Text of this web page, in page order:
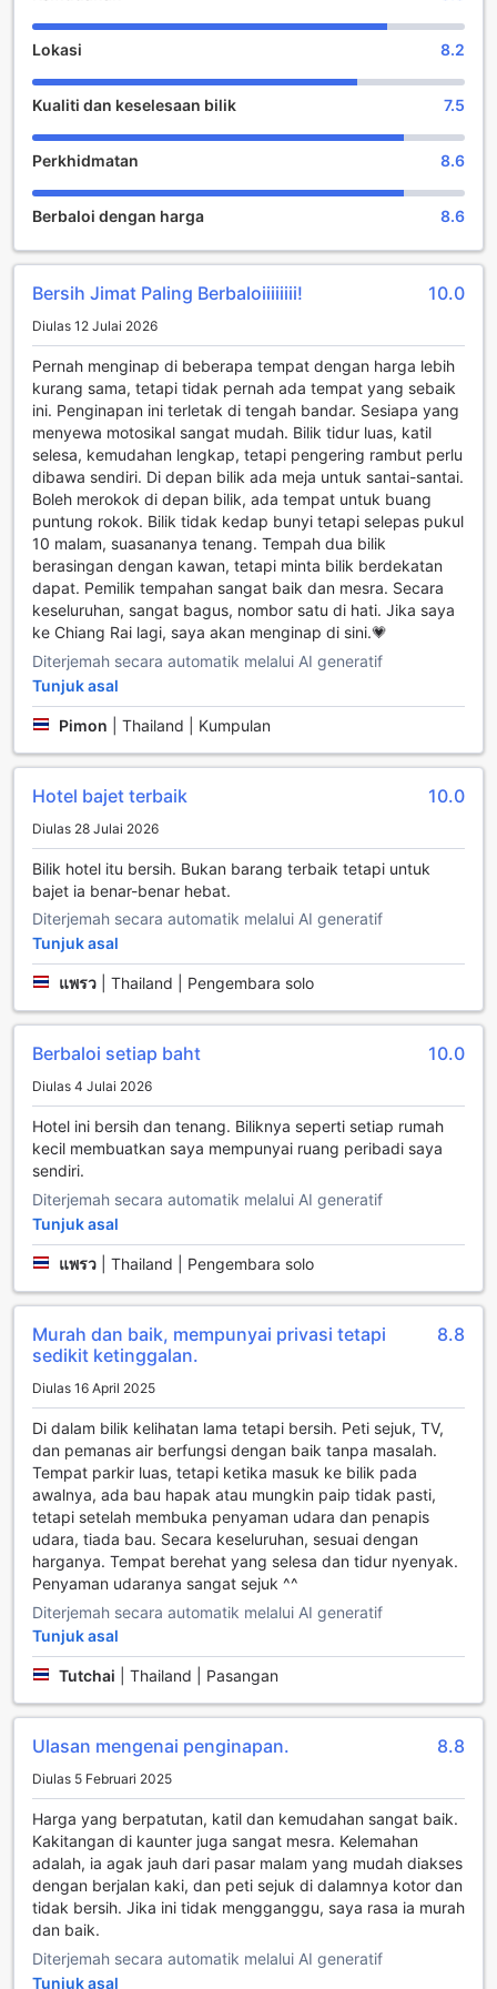
New Maleena Ville Hotel adalah pilihan yang tepat untuk
pengembara yang ingin menjelajah keindahan Chiang Rai.
Kemudahan Praktikal di New Maleena Ville Hotel
Di New Maleena Ville Hotel, keselesaan dan kemudahan
para tetamu sentiasa diutamakan. Dengan akses Wi-Fi
percuma di semua bilik dan kawasan awam, anda boleh
kekal terhubung dengan keluarga dan rakan-rakan atau
masalah. Ketersediaan Wi-Fi yang pantas dan stabil
memastikan anda tidak akan ketinggalan dalam dunia
digital, sama ada untuk bekerja atau bersosial.
Selain itu, hotel ini juga menawarkan perkhidmatan
penyimpanan bagasi yang memudahkan anda untuk
meneroka kawasan sekitar tanpa perlu risau tentang
barang-barang peribadi. Perkhidmatan pengemasan harian
memastikan bilik anda sentiasa dalam keadaan bersih dan
segar, memberikan anda ketenangan fikiran semasa
menginap. Untuk kemudahan tambahan, terdapat juga
kemudahan dobi layan diri yang membolehkan anda
mencuci pakaian dengan mudah, menjadikan penginapan
anda lebih selesa dan praktikal.
Kemudahan Pengangkutan di New Maleena Ville Hotel
New Maleena Ville Hotel di Chiang Rai menawarkan
kemudahan pengangkutan yang sangat baik untuk
memastikan pengalaman penginapan yang selesa dan
tanpa tekanan. Dengan kawasan parkir yang luas dan
terletak di lokasi yang strategik, para tetamu boleh
menikmati kemudahan parkir kenderaan secara percuma.
Ini membolehkan anda menyimpan kenderaan anda
dengan selamat dan mudah, tanpa perlu risau tentang kos
tambahan.
keperluan semua tetamu, sama ada anda datang dengan
kereta persendirian atau menyewa kenderaan. Dengan
akses yang mudah dan selesa, anda boleh menjelajahi
keindahan Chiang Rai dengan lebih bebas. New Maleena
Ville Hotel komited untuk memberikan pengalaman
penginapan yang tidak terlupakan, dan kemudahan
pengangkutan mereka adalah salah satu cara untuk
memastikan anda dapat menikmati setiap saat di destinasi
yang menakjubkan ini.
Kemudahan Bilik di New Maleena Ville Hotel
Di New Maleena Ville Hotel, setiap bilik direka untuk
memberikan keselesaan maksimum kepada para tetamu.
Dengan sistem penyaman udara yang canggih, anda boleh
menikmati suasana yang sejuk dan nyaman, menjadikan
waktu rehat anda lebih menyenangkan. Bilik-bilik ini
dilengkapi dengan televisyen yang menyediakan saluran
satelit dan kabel, membolehkan anda menonton pelbagai
program menarik semasa bersantai di dalam bilik.
memberikan anda ruang untuk menikmati pemandangan
indah sekeliling sambil menghirup udara segar. Untuk
kemudahan lebih lanjut, terdapat peti sejuk yang
membolehkan anda menyimpan minuman dan makanan
ringan, serta kopi segera percuma untuk memulakan hari
segar disediakan untuk memastikan anda sentiasa dalam
keadaan selesa semasa menginap di sini.
Kemudahan Makan di New Maleena Ville Hotel
Di New Maleena Ville Hotel, pengalaman menjamu selera
anda akan menjadi satu kenangan yang tidak terlupakan.
Dengan suasana yang tenang dan mesra, restoran hotel ini
menawarkan pelbagai pilihan hidangan yang menggugah
selera. Anda boleh menikmati sarapan pagi yang
menyelerakan dengan pelbagai pilihan makanan tempatan
dan antarabangsa, disediakan dengan bahan-bahan segar
dan berkualiti tinggi. Setiap hidangan diolah dengan penuh
keunikan masakan yang ditawarkan.
Selain itu, hotel ini juga menyediakan perkhidmatan harian
makan. Dengan suasana yang bersih dan teratur, anda
dapat menikmati hidangan anda tanpa sebarang
gangguan. Jangan lepaskan peluang untuk merasai
hidangan istimewa yang disediakan oleh chef
berpengalaman kami, yang sentiasa bersedia untuk
memenuhi selera anda. New Maleena Ville Hotel bukan
sahaja menawarkan tempat penginapan yang selesa,
tetapi juga pengalaman gastronomi yang akan memuaskan
Lokasi 8.2
Kualiti dan keselesaan bilik 7.5
Perkhidmatan 8.6
Berbaloi dengan harga 8.6
Bersih Jimat Paling Berbaloiiiiiiii! 10.0
Diulas 12 Julai 2026
Pernah menginap di beberapa tempat dengan harga lebih
kurang sama, tetapi tidak pernah ada tempat yang sebaik
ini. Penginapan ini terletak di tengah bandar. Sesiapa yang
menyewa motosikal sangat mudah. Bilik tidur luas, katil
selesa, kemudahan lengkap, tetapi pengering rambut perlu
dibawa sendiri. Di depan bilik ada meja untuk santai-santai.
Boleh merokok di depan bilik, ada tempat untuk buang
puntung rokok. Bilik tidak kedap bunyi tetapi selepas pukul
10 malam, suasananya tenang. Tempah dua bilik
berasingan dengan kawan, tetapi minta bilik berdekatan
dapat. Pemilik tempahan sangat baik dan mesra. Secara
keseluruhan, sangat bagus, nombor satu di hati. Jika saya
ke Chiang Rai lagi, saya akan menginap di sini.💗
Diterjemah secara automatik melalui AI generatif
Tunjuk asal
Pimon Thailand | Kumpulan
Hotel bajet terbaik 10.0
Diulas 28 Julai 2026
Bilik hotel itu bersih. Bukan barang terbaik tetapi untuk
bajet ia benar-benar hebat.
Diterjemah secara automatik melalui AI generatif
Tunjuk asal
แพรว Thailand | Pengembara solo
Berbaloi setiap baht 10.0
Diulas 4 Julai 2026
Hotel ini bersih dan tenang. Biliknya seperti setiap rumah
kecil membuatkan saya mempunyai ruang peribadi saya
sendiri.
Diterjemah secara automatik melalui AI generatif
Tunjuk asal
แพรว Thailand | Pengembara solo
Murah dan baik, mempunyai privasi tetapi
sedikit ketinggalan.
8.8
Diulas 16 April 2025
Di dalam bilik kelihatan lama tetapi bersih. Peti sejuk, TV,
dan pemanas air berfungsi dengan baik tanpa masalah.
Tempat parkir luas, tetapi ketika masuk ke bilik pada
awalnya, ada bau hapak atau mungkin paip tidak pasti,
tetapi setelah membuka penyaman udara dan penapis
udara, tiada bau. Secara keseluruhan, sesuai dengan
harganya. Tempat berehat yang selesa dan tidur nyenyak.
Penyaman udaranya sangat sejuk ^^
Diterjemah secara automatik melalui AI generatif
Tunjuk asal
Tutchai Thailand | Pasangan
Ulasan mengenai penginapan. 8.8
Diulas 5 Februari 2025
Harga yang berpatutan, katil dan kemudahan sangat baik.
Kakitangan di kaunter juga sangat mesra. Kelemahan
adalah, ia agak jauh dari pasar malam yang mudah diakses
dengan berjalan kaki, dan peti sejuk di dalamnya kotor dan
tidak bersih. Jika ini tidak mengganggu, saya rasa ia murah
dan baik.
Diterjemah secara automatik melalui AI generatif
Tunjuk asal